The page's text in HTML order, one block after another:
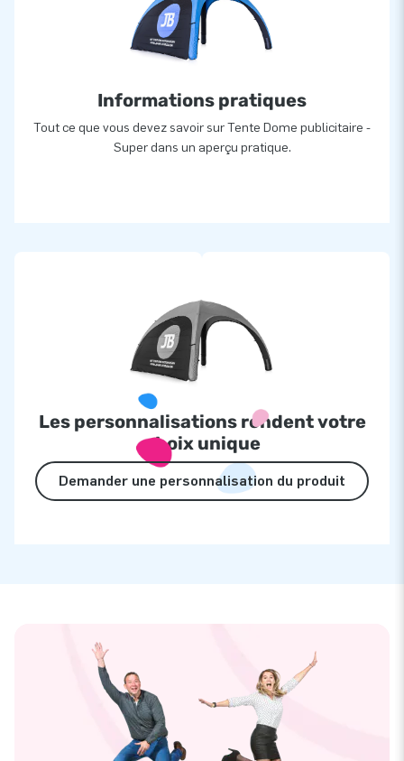
gonfleur avec batterie. En bref : avec la tente Dome
publicitaire, vous disposez d'un auvent facile à monter et
flexible pour les activités promotionnelles, mais aussi d'une
Informations pratiques
Tout ce que vous devez savoir sur Tente Dome publicitaire -
Super dans un aperçu pratique.
Les personnalisations rendent votre
choix unique
Demander une personnalisation du produit